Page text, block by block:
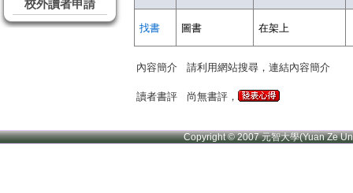
校外讀者申請
找書 圖書 在架上
內容簡介 請利用網站搜尋，連結內容簡介
讀者書評 尚無書評，
Copyright © 2007 元智大學(Yuan Ze